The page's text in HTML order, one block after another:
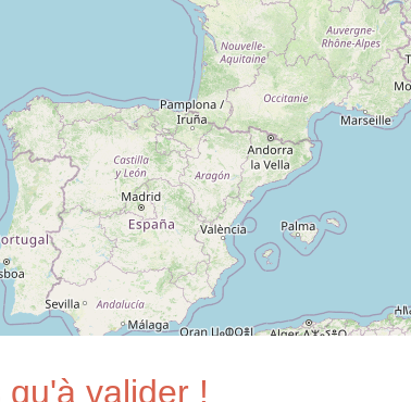
valider !